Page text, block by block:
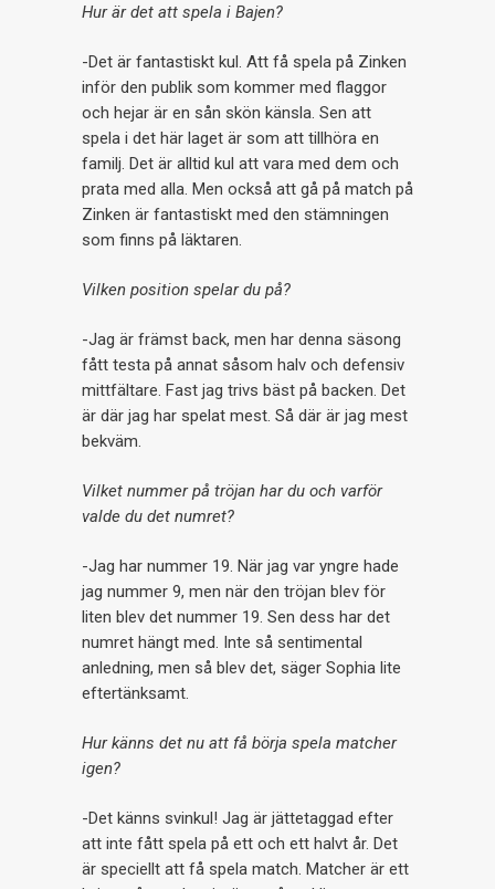
Hur är det att spela i Bajen?
-Det är fantastiskt kul. Att få spela på Zinken
inför den publik som kommer med flaggor
och hejar är en sån skön känsla. Sen att
spela i det här laget är som att tillhöra en
familj. Det är alltid kul att vara med dem och
prata med alla. Men också att gå på match på
Zinken är fantastiskt med den stämningen
som finns på läktaren.
Vilken position spelar du på?
-Jag är främst back, men har denna säsong
fått testa på annat såsom halv och defensiv
mittfältare. Fast jag trivs bäst på backen. Det
är där jag har spelat mest. Så där är jag mest
bekväm.
Vilket nummer på tröjan har du och varför
valde du det numret?
-Jag har nummer 19. När jag var yngre hade
jag nummer 9, men när den tröjan blev för
liten blev det nummer 19. Sen dess har det
numret hängt med. Inte så sentimental
anledning, men så blev det, säger Sophia lite
eftertänksamt.
Hur känns det nu att få börja spela matcher
igen?
-Det känns svinkul! Jag är jättetaggad efter
att inte fått spela på ett och ett halvt år. Det
är speciellt att få spela match. Matcher är ett